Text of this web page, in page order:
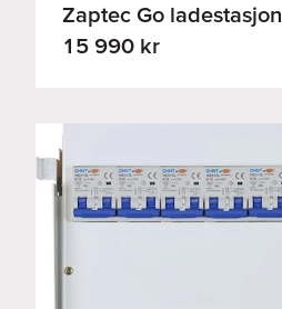
Zaptec Go ladestasjon
15 990 kr